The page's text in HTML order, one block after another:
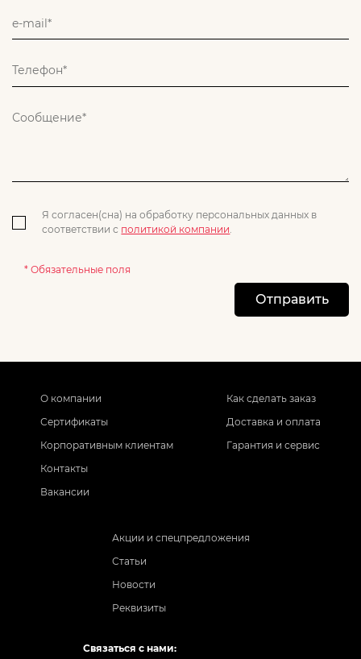
Я согласен(сна) на обработку персональных данных в
соответствии с политикой компании.
* Обязательные поля
Отправить
О компании
Сертификаты
Корпоративным клиентам
Контакты
Вакансии
Как сделать заказ
Доставка и оплата
Гарантия и сервис
Акции и спецпредложения
Статьи
Новости
Реквизиты
Связаться с нами: